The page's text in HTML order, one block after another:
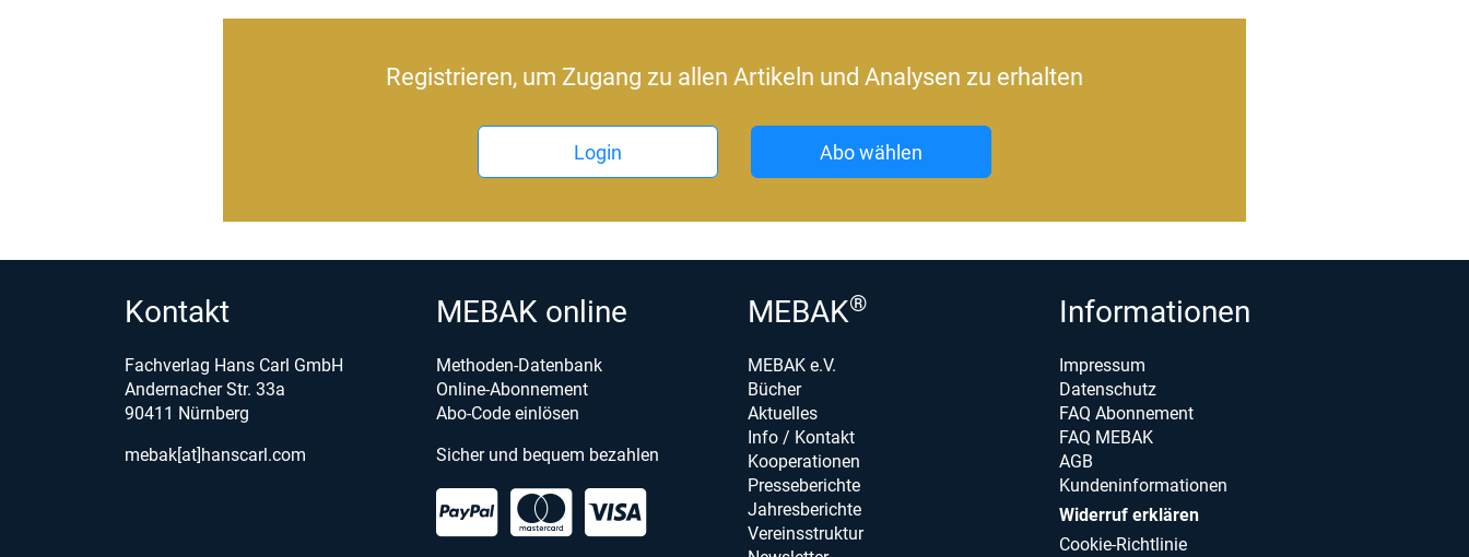
Registrieren, um Zugang zu allen Artikeln und Analysen zu erhalten
Login Abo wählen
Kontakt
Fachverlag Hans Carl GmbH
Andernacher Str. 33a
90411 Nürnberg
mebak[at]hanscarl.com
MEBAK online
Methoden-Datenbank
Online-Abonnement
Abo-Code einlösen
Sicher und bequem bezahlen
MEBAK®
MEBAK e.V.
Bücher
Aktuelles
Info / Kontakt
Kooperationen
Presseberichte
Jahresberichte
Vereinsstruktur
Informationen
Impressum
Datenschutz
FAQ Abonnement
FAQ MEBAK
AGB
Kundeninformationen
Widerruf erklären
Cookie-Richtlinie